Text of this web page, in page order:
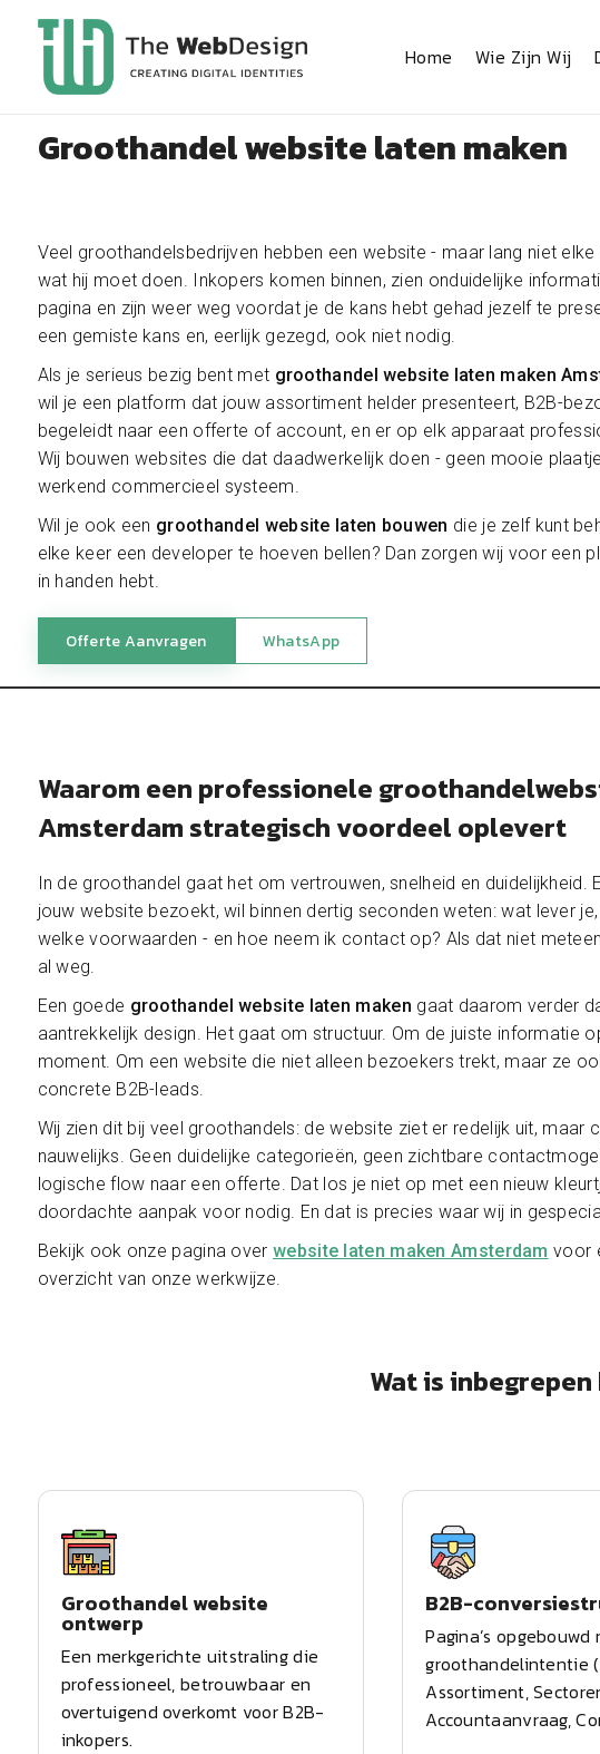
Home Wie Zijn Wij
Groothandel website laten maken
Veel groothandelsbedrijven hebben een website - maar lang niet
wat hij moet doen. Inkopers komen binnen, zien onduidelijke
pagina en zijn weer weg voordat je de kans hebt gehad jezelf te
een gemiste kans en, eerlijk gezegd, ook niet nodig.
Als je serieus bezig bent met groothandel website laten maken
wil je een platform dat jouw assortiment helder presenteert, B2B-
begeleidt naar een offerte of account, en er op elk apparaat
Wij bouwen websites die dat daadwerkelijk doen - geen mooie
werkend commercieel systeem.
Wil je ook een groothandel website laten bouwen die je zelf kunt
elke keer een developer te hoeven bellen? Dan zorgen wij voor een
in handen hebt.
Offerte Aanvragen WhatsApp
Waarom een professionele
Amsterdam strategisch voordeel oplevert
In de groothandel gaat het om vertrouwen, snelheid en duidelijkheid.
jouw website bezoekt, wil binnen dertig seconden weten: wat lever
welke voorwaarden - en hoe neem ik contact op? Als dat niet
al weg.
Een goede groothandel website laten maken gaat daarom verder
aantrekkelijk design. Het gaat om structuur. Om de juiste informatie
moment. Om een website die niet alleen bezoekers trekt, maar ze
concrete B2B-leads.
Wij zien dit bij veel groothandels: de website ziet er redelijk uit, maar
nauwelijks. Geen duidelijke categorieën, geen zichtbare
logische flow naar een offerte. Dat los je niet op met een nieuw
doordachte aanpak voor nodig. En dat is precies waar wij in
Bekijk ook onze pagina over website laten maken Amsterdam voor
overzicht van onze werkwijze.
Wat is
Groothandel website
ontwerp
Een merkgerichte uitstraling die
professioneel, betrouwbaar en
overtuigend overkomt voor B2B-
inkopers.
B2B-
Pagina’s opgebouwd
groothandelintentie
Assortiment,
Accountaanvraag,